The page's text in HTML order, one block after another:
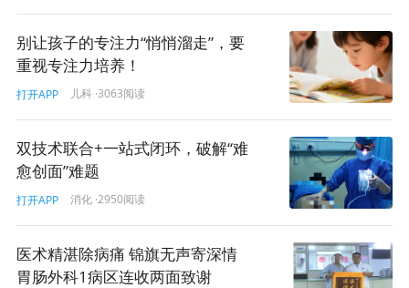
别让孩子的专注力“悄悄溜走”，要
重视专注力培养！
打开APP 儿科 ·3063阅读
双技术联合+一站式闭环，破解“难
愈创面”难题
打开APP 消化 ·2950阅读
医术精湛除病痛 锦旗无声寄深情
胃肠外科1病区连收两面致谢